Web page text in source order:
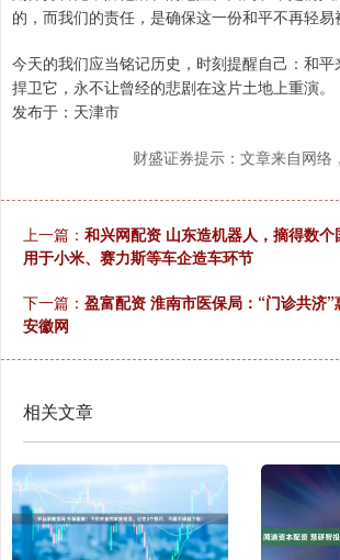
的，而我们的责任，是确保这一份和平不再轻易
今天的我们应当铭记历史，时刻提醒自己：和平
捍卫它，永不让曾经的悲剧在这片土地上重演。
发布于：天津市
财盛证券提示：文章来自网络
上一篇： 和兴网配资 山东造机器人，摘得数
用于小米、赛力斯等车企造车环节
下一篇： 盈富配资 淮南市医保局：“门诊共济
安徽网
相关文章